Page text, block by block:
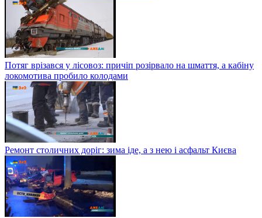
Потяг врізався у лісовоз: причіп розірвало на шмаття, а кабіну
локомотива пробило колодами
Ремонт столичних доріг: зима іде, а з нею і асфальт Києва